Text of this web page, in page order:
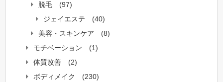
脱毛
(97)
ジェイエステ
(40)
美容・スキンケア
(8)
モチベーション
(1)
体質改善
(2)
ボディメイク
(230)